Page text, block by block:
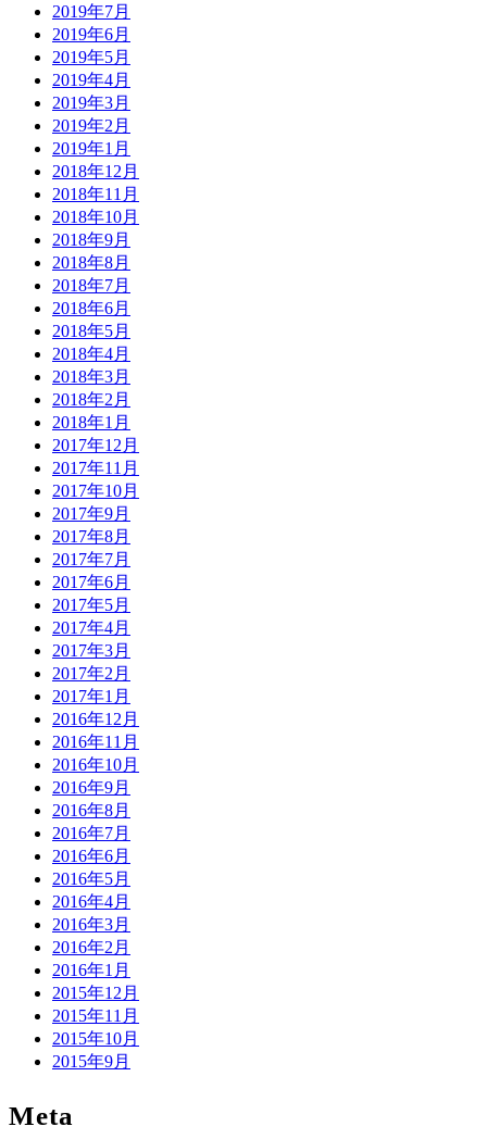
2019年7月
2019年6月
2019年5月
2019年4月
2019年3月
2019年2月
2019年1月
2018年12月
2018年11月
2018年10月
2018年9月
2018年8月
2018年7月
2018年6月
2018年5月
2018年4月
2018年3月
2018年2月
2018年1月
2017年12月
2017年11月
2017年10月
2017年9月
2017年8月
2017年7月
2017年6月
2017年5月
2017年4月
2017年3月
2017年2月
2017年1月
2016年12月
2016年11月
2016年10月
2016年9月
2016年8月
2016年7月
2016年6月
2016年5月
2016年4月
2016年3月
2016年2月
2016年1月
2015年12月
2015年11月
2015年10月
2015年9月
Meta